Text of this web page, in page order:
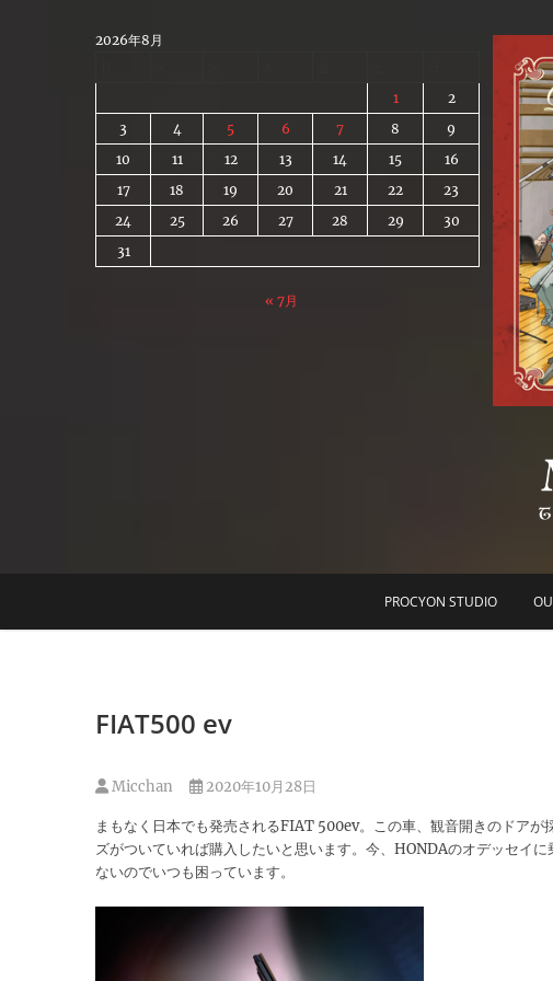
2026年8月
1
2
3
4 5 6 7 8
9
10
11 12 13 14 15
16
17
18 19 20 21 22
23
24
25 26 27 28 29
30
31
« 7月
PROCYON STUDIO
FIAT500 ev
Micchan 2020年10月28日
まもなく日本でも発売されるFIAT 500ev。この車、観音開きのドア
ズがついていれば購入したいと思います。今、HONDAのオデッセイ
ないのでいつも困っています。